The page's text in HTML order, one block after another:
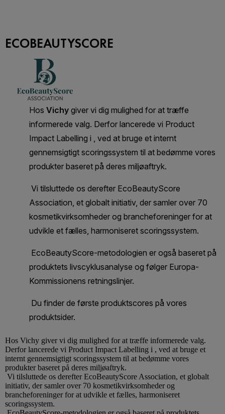
ECOBEAUTYSCORE
Hos Vichy giver vi dig mulighed for at træffe informerede valg.
Derfor lancerede vi Product Impact Labelling i , ved at bruge et
internt gennemsigtigt scoringssystem til at bedømme vores
produkter baseret på deres miljøaftryk.
Vi tilsluttede os derefter EcoBeautyScore Association, et globalt
initiativ, der samler over 70 kosmetikvirksomheder og
brancheforeninger for at udvikle et fælles, harmoniseret
scoringssystem.